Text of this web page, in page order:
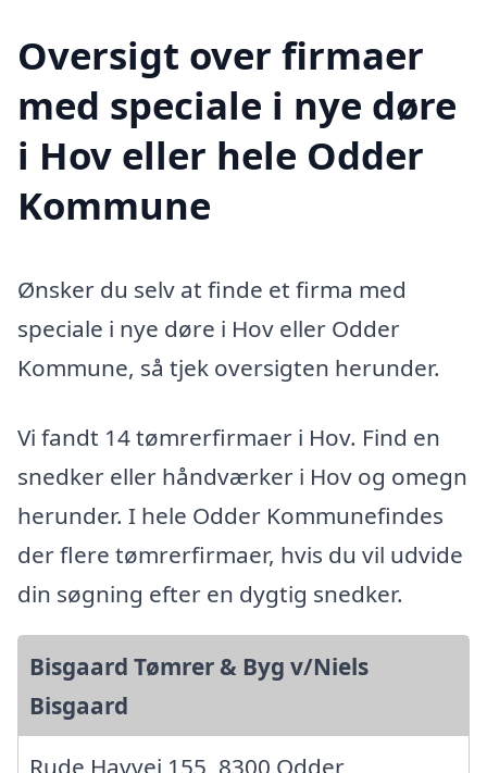
Oversigt over firmaer
med speciale i nye døre
i Hov eller hele Odder
Kommune
Ønsker du selv at finde et firma med
speciale i nye døre i Hov eller Odder
Kommune, så tjek oversigten herunder.
Vi fandt 14 tømrerfirmaer i Hov. Find en
snedker eller håndværker i Hov og omegn
herunder. I hele Odder Kommunefindes
der flere tømrerfirmaer, hvis du vil udvide
din søgning efter en dygtig snedker.
Bisgaard Tømrer & Byg v/Niels
Bisgaard
Rude Havvej 155, 8300 Odder